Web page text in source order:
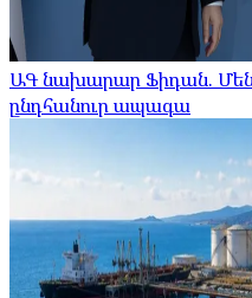
ԱԳ նախարար Ֆիդան.
ընդհանուր ապագա